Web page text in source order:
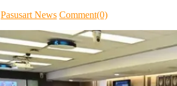
Author
Pasusart News Comment(0)